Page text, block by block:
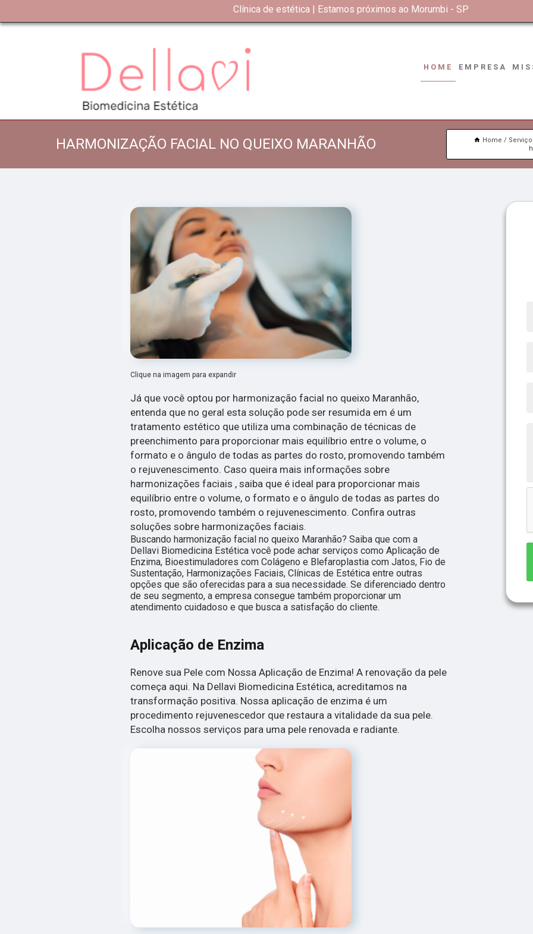
Clínica de estética | Estamos próximos ao Morumbi - SP
HOME EMPRESA
HARMONIZAÇÃO FACIAL NO QUEIXO MARANHÃO Home
Clique na imagem para expandir
Já que você optou por harmonização facial no queixo Maranhão,
entenda que no geral esta solução pode ser resumida em é um
tratamento estético que utiliza uma combinação de técnicas de
preenchimento para proporcionar mais equilíbrio entre o volume, o
formato e o ângulo de todas as partes do rosto, promovendo também
o rejuvenescimento. Caso queira mais informações sobre
harmonizações faciais , saiba que é ideal para proporcionar mais
equilíbrio entre o volume, o formato e o ângulo de todas as partes do
rosto, promovendo também o rejuvenescimento. Confira outras
soluções sobre harmonizações faciais.
Buscando harmonização facial no queixo Maranhão? Saiba que com a
Dellavi Biomedicina Estética você pode achar serviços como Aplicação de
Enzima, Bioestimuladores com Colágeno e Blefaroplastia com Jatos, Fio de
Sustentação, Harmonizações Faciais, Clínicas de Estética entre outras
opções que são oferecidas para a sua necessidade. Se diferenciado dentro
de seu segmento, a empresa consegue também proporcionar um
atendimento cuidadoso e que busca a satisfação do cliente.
Aplicação de Enzima
Renove sua Pele com Nossa Aplicação de Enzima! A renovação da pele
começa aqui. Na Dellavi Biomedicina Estética, acreditamos na
transformação positiva. Nossa aplicação de enzima é um
procedimento rejuvenescedor que restaura a vitalidade da sua pele.
Escolha nossos serviços para uma pele renovada e radiante.